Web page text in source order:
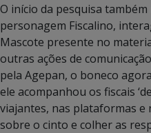
O início da pesquisa
personagem Fiscalino,
Mascote presente no
outras ações de
pela Agepan, o boneco
ele acompanhou os fiscais
viajantes, nas plataformas
sobre o cinto e colher as